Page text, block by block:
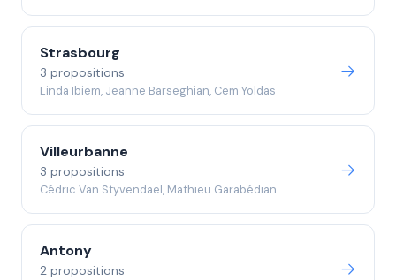
Strasbourg
3 propositions
Linda Ibiem, Jeanne Barseghian, Cem Yoldas
Villeurbanne
3 propositions
Cédric Van Styvendael, Mathieu Garabédian
Antony
2 propositions